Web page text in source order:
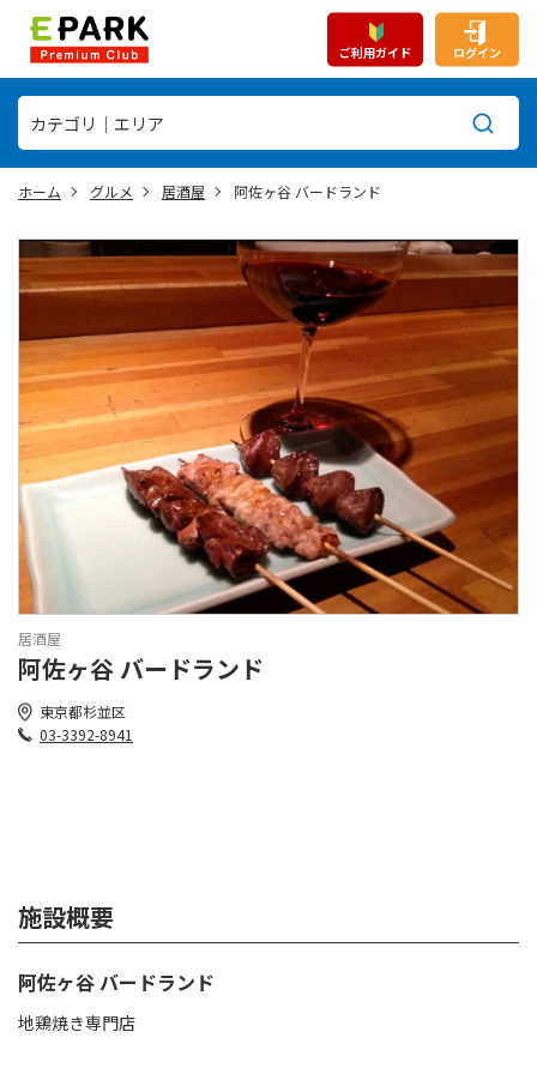
ご利用ガイド ログイン
ホーム グルメ 居酒屋 阿佐ヶ谷 バードランド
居酒屋
阿佐ヶ谷 バードランド
東京都杉並区
03-3392-8941
施設概要
阿佐ヶ谷 バードランド
地鶏焼き専門店